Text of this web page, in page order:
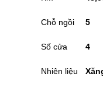
Chỗ ngồi 5
Số cửa 4
Nhiên liệu